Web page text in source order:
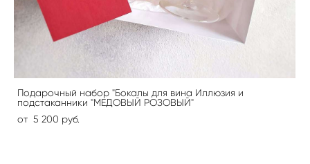
Подарочный набор "Бокалы для вина Иллюзия и
подстаканники "МЕДОВЫЙ РОЗОВЫЙ"
от 5 200 pуб.